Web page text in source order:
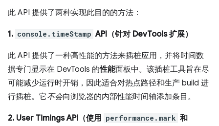
此 API 提供了两种实现此目的的方法：
1. console.timeStamp API（针对 DevTools 扩展）
此 API 提供了一种高性能的方法来插桩应用，并将时间数
据专门显示在 DevTools 的性能面板中。该插桩工具旨在尽
可能减少运行时开销，因此适合对热点路径和生产 build 进
行插桩。它不会向浏览器的内部性能时间轴添加条目。
2. User Timings API（使用 performance.mark 和